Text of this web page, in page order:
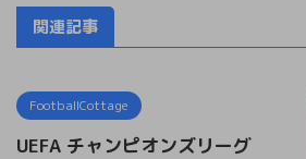
関連記事
FootballCottage
UEFA チャンピオンズリーグ